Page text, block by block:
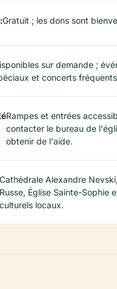
Gratuit ; les dons sont
sur demande ;
et concerts
Rampes et entrées
contacter le bureau de
obtenir de l'aide.
Cathédrale Alexandre
Russe, Église Sainte-Sophie
culturels locaux.